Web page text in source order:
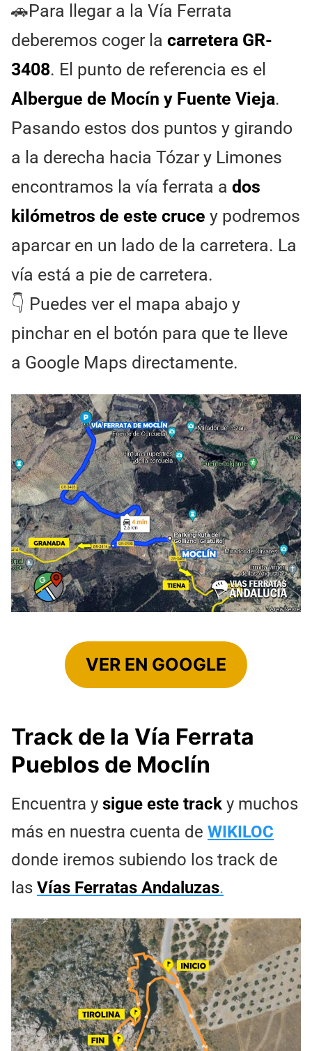
🚗Para llegar a la Vía Ferrata
deberemos coger la carretera GR-
3408. El punto de referencia es el
Albergue de Mocín y Fuente Vieja.
Pasando estos dos puntos y girando
a la derecha hacia Tózar y Limones
encontramos la vía ferrata a dos
kilómetros de este cruce y podremos
aparcar en un lado de la carretera. La
vía está a pie de carretera.
👇 Puedes ver el mapa abajo y
pinchar en el botón para que te lleve
a Google Maps directamente.
VER EN GOOGLE
Track de la Vía Ferrata
Pueblos de Moclín
Encuentra y sigue este track y muchos
más en nuestra cuenta de WIKILOC
donde iremos subiendo los track de
las Vías Ferratas Andaluzas.